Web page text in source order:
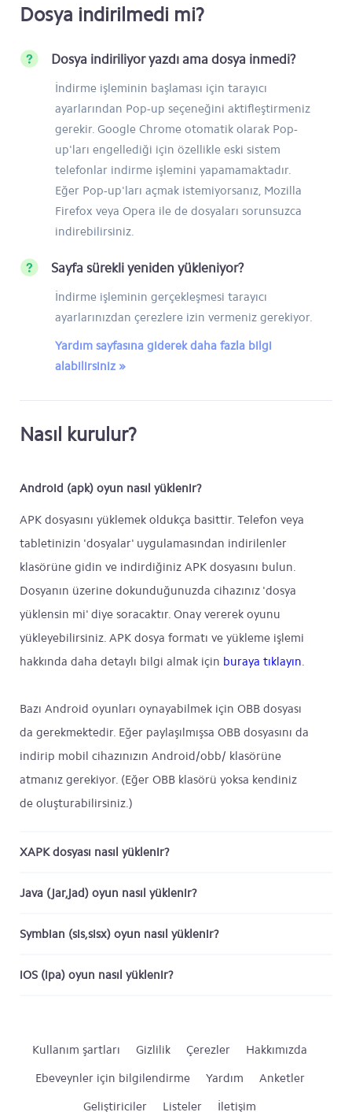
Dosya indirilmedi mi?
Dosya indiriliyor yazdı ama dosya inmedi?
İndirme işleminin başlaması için tarayıcı
ayarlarından Pop-up seçeneğini aktifleştirmeniz
gerekir. Google Chrome otomatik olarak Pop-
up'ları engellediği için özellikle eski sistem
telefonlar indirme işlemini yapamamaktadır.
Eğer Pop-up'ları açmak istemiyorsanız, Mozilla
Firefox veya Opera ile de dosyaları sorunsuzca
indirebilirsiniz.
Sayfa sürekli yeniden yükleniyor?
İndirme işleminin gerçekleşmesi tarayıcı
ayarlarınızdan çerezlere izin vermeniz gerekiyor.
Yardım sayfasına giderek daha fazla bilgi
alabilirsiniz »
Nasıl kurulur?
Android (apk) oyun nasıl yüklenir?
APK dosyasını yüklemek oldukça basittir. Telefon veya
tabletinizin 'dosyalar' uygulamasından indirilenler
klasörüne gidin ve indirdiğiniz APK dosyasını bulun.
Dosyanın üzerine dokunduğunuzda cihazınız 'dosya
yüklensin mi' diye soracaktır. Onay vererek oyunu
yükleyebilirsiniz. APK dosya formatı ve yükleme işlemi
hakkında daha detaylı bilgi almak için buraya tıklayın.
Bazı Android oyunları oynayabilmek için OBB dosyası
da gerekmektedir. Eğer paylaşılmışsa OBB dosyasını da
indirip mobil cihazınızın Android/obb/ klasörüne
atmanız gerekiyor. (Eğer OBB klasörü yoksa kendiniz
de oluşturabilirsiniz.)
XAPK dosyası nasıl yüklenir?
Java (jar,jad) oyun nasıl yüklenir?
Symbian (sis,sisx) oyun nasıl yüklenir?
iOS (ipa) oyun nasıl yüklenir?
Kullanım şartları Gizlilik Çerezler
Hakkımızda
Ebeveynler için bilgilendirme
Yardım
Anketler
Geliştiriciler
Listeler İletişim